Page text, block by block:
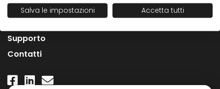
L'Azienda
Supporto
Contatti
Salva le impostazioni
Accetta tutti